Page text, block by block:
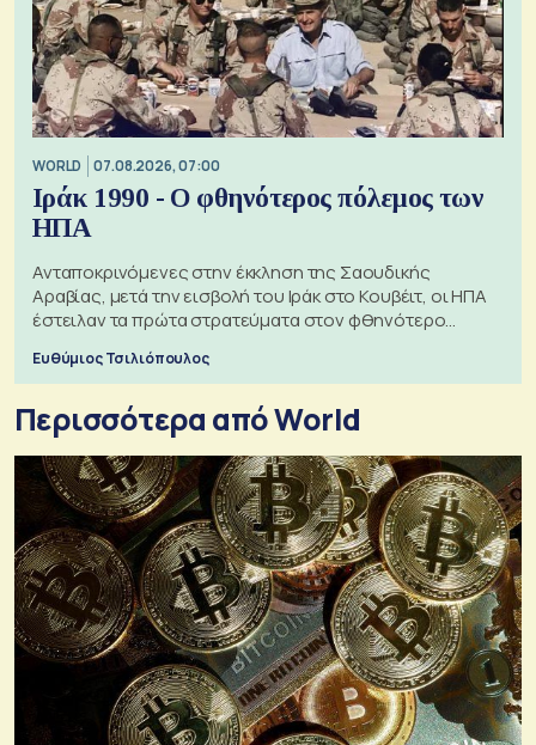
WORLD 07.08.2026, 07:00
Ιράκ 1990 - Ο φθηνότερος πόλεμος των
ΗΠΑ
Ανταποκρινόμενες στην έκκληση της Σαουδικής
Αραβίας, μετά την εισβολή του Ιράκ στο Κουβέιτ, οι ΗΠΑ
έστειλαν τα πρώτα στρατεύματα στον φθηνότερο
Ευθύμιος Τσιλιόπουλος
Περισσότερα από World